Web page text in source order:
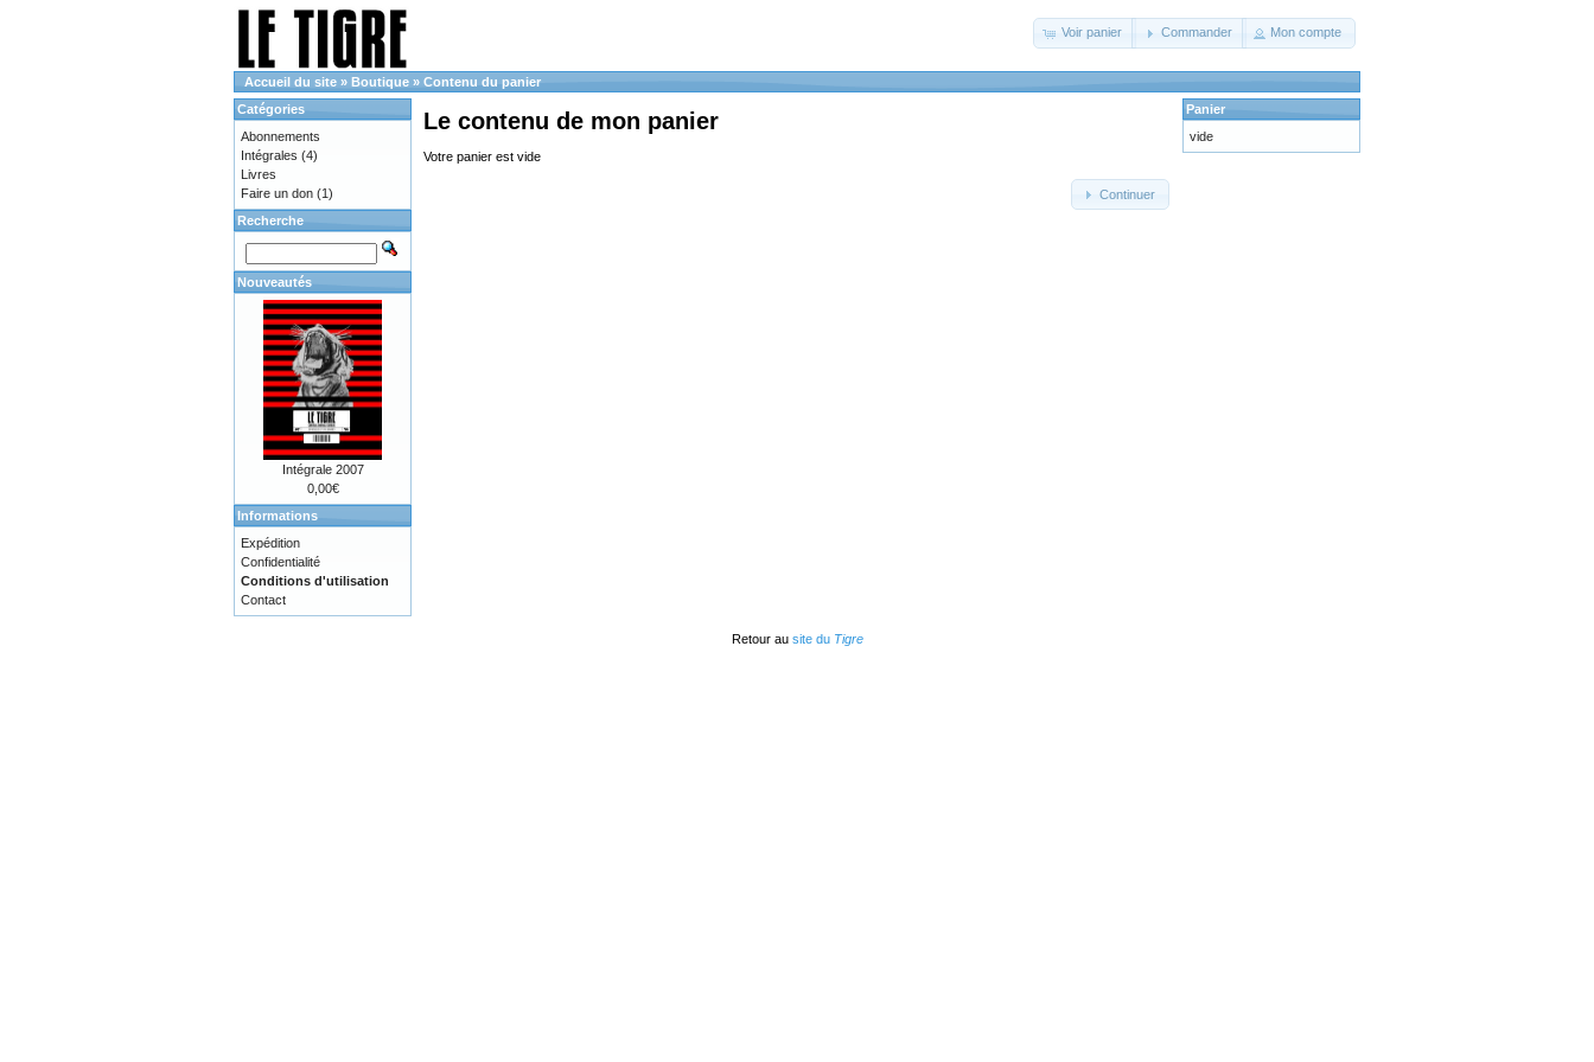
Voir panier Commander Mon compte
Accueil du site » Boutique » Contenu du panier
Le contenu de mon panier
Votre panier est vide
Continuer
Catégories
Abonnements
Intégrales (4)
Livres
Faire un don (1)
Recherche
Nouveautés
Intégrale 2007
0,00€
Informations
Expédition
Confidentialité
Conditions d'utilisation
Contact
Panier
vide
Retour au site du Tigre